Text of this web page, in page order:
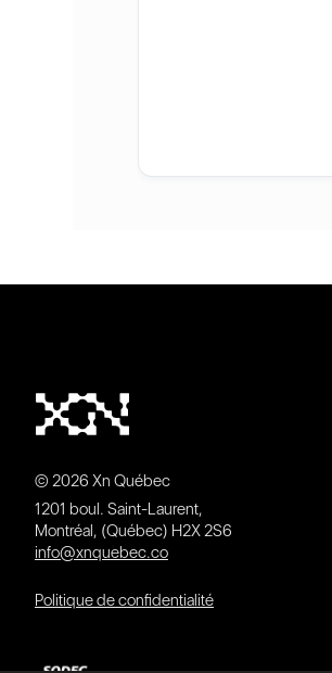
© 2026 Xn Québec
1201 boul. Saint-Laurent,
Montréal, (Québec) H2X 2S6
info@xnquebec.co
Politique de confidentialité